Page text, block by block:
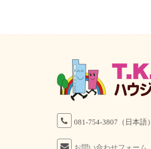
081-754-3807（日本語）